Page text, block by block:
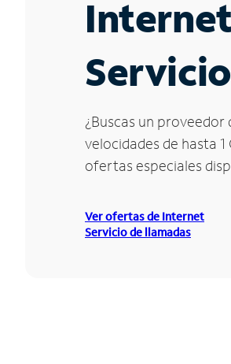
¿Buscas un
velocidades de hasta
ofertas especiales
Ver ofertas de Internet
Servicio de llamadas